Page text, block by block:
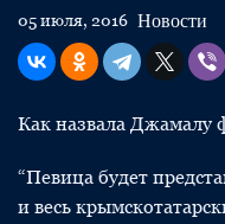
05 июля, 2016 Новости
Как назвала Джамалу
“Певица будет
и весь